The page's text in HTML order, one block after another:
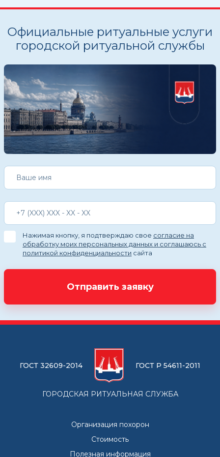
Официальные ритуальные услуги
городской ритуальной службы
Нажимая кнопку, я подтверждаю свое согласие на
обработку моих персональных данных и соглашаюсь с
политикой конфиденциальности сайта
Отправить заявку
ГОСТ 32609-2014 ГОСТ Р 54611-2011
ГОРОДСКАЯ РИТУАЛЬНАЯ СЛУЖБА
Организация похорон
Стоимость
Полезная информация